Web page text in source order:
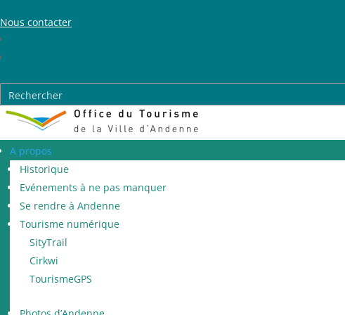
Nous contacter
A propos
Historique
Evénements à ne pas manquer
Se rendre à Andenne
Tourisme numérique
SityTrail
Cirkwi
TourismeGPS